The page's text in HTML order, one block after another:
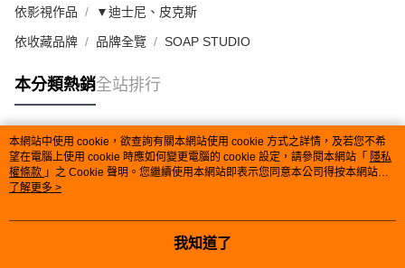
依影視作品 ▼迪士尼、皮克斯
依收藏品牌 品牌全覽 SOAP STUDIO
本分類熱銷全站排行
熱門標籤
本網站中使用 cookie，欲查詢有關本網站使用 cookie 方式之詳情，及若您不希
望在電腦上使用 cookie 時應如何變更電腦的 cookie 設定，請參閱本網站「 隱私
權條款 」之 Cookie 聲明。您繼續使用本網站即表示您同意本公司得按本網站使
用條款之 Cookie 聲明使用 cookie。
了解更多 >
我知道了